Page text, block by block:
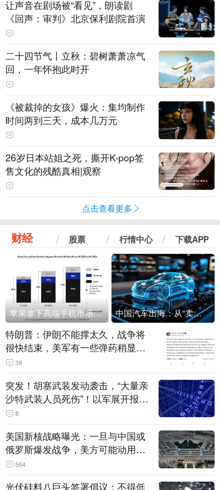
让声音在剧场被“看见”，朗读剧
《回声：审判》北京保利剧院首演
二十四节气丨立秋：碧树萧萧凉气
回，一年怀抱此时开
《被裁掉的女孩》爆火：集均制作
时间两到三天，成本几万元
​26岁日本站姐之死，撕开K-pop签
售文化的残酷真相|观察
点击查看更多
财经 股票 行情中心 下载APP
苹果拿下高端手机市场65%的份额：iPhone 17系列功不可没 中国汽车出海：从“卖出去”到“走进去”
特朗普：伊朗不能撑太久，战争将
很快结束，美军有一些弹药稍显紧
张！伊朗公布拟议的海峡管理文本
38
突发！胡塞武装发动袭击，“大量亲
沙特武装人员死伤”！以军展开报复
性空袭
8
美国新核战略曝光：一旦与中国或
俄罗斯爆发战争，美方可能动用战
术核武器
564
光伏硅料八巨头签署倡议：不得低